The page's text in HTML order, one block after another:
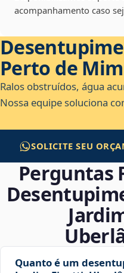
acompanhamento caso
Perto de Mim
Ralos obstruídos, água
Nossa equipe soluciona
SOLICITE SEU
Perguntas
Quanto é um